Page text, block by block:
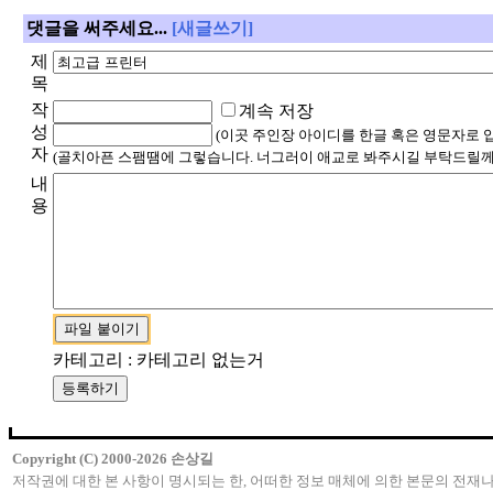
댓글을 써주세요... [새글쓰기]
제
목
작
성
자
계속 저장
(이곳 주인장 아이디를 한글 혹은 영문자로
(골치아픈 스팸땜에 그렇습니다. 너그러이 애교로 봐주시길 부탁드릴
내
용
카테고리 : 카테고리 없는거
Copyright (C) 2000-2026 손상길
저작권에 대한 본 사항이 명시되는 한, 어떠한 정보 매체에 의한 본문의 전재